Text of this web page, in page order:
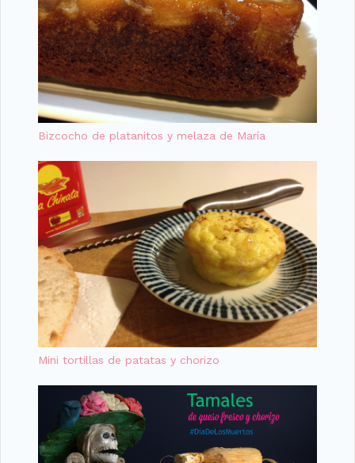
Bizcocho de platanitos y melaza de María
Mini tortillas de patatas y chorizo